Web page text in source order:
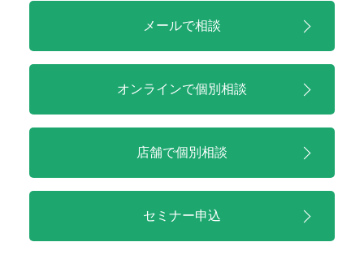
メールで相談
オンラインで個別相談
店舗で個別相談
セミナー申込